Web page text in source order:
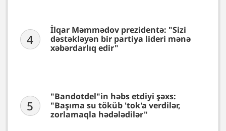
4
İlqar Məmmədov prezidentə: "Sizi
dəstəkləyən bir partiya lideri mənə
xəbərdarlıq edir"
5
"Bandotdel"in həbs etdiyi şəxs:
"Başıma su töküb 'tok'a verdilər,
zorlamaqla hədələdilər"